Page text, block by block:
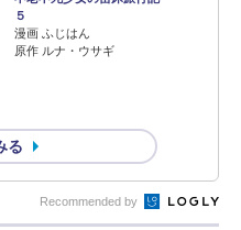
５
漫画 ふじはん
原作 ルナ・ウサギ
る
Recommended by